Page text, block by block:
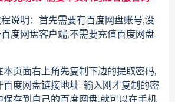
说明：首先需要有百度网盘账号,没
度网盘客户端,不需要充值百度网盘
本页面右上角先复制下边的提取密码,
百度网盘链接地址 输入刚才复制的密
保存到自己的百度网盘,就可以在手机